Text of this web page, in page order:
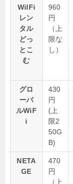
WiIFi
レン
タル
どっ
とこ
む
960
円
（上
限な
し）
グロ
ーバ
ルWiF
i
430
円
(上
限2
50G
B)
NETA
GE
470
円
（上